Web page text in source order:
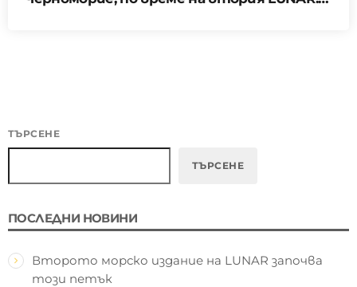
ТЪРСЕНЕ
ТЪРСЕНЕ
ПОСЛЕДНИ НОВИНИ
Второто морско издание на LUNAR започва
този петък